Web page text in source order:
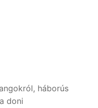
háborús
doni